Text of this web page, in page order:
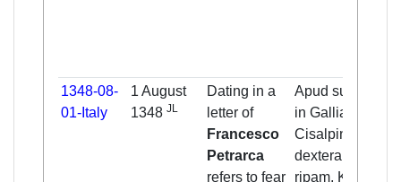
1348-08-
01-Italy
1 August
1348JL
Dating in a
letter of
Francesco
Petrarca
refers to fear
Apud superos,
in Gallia
Cisalpina ad
dexteram Padi
ripam, Kalendis